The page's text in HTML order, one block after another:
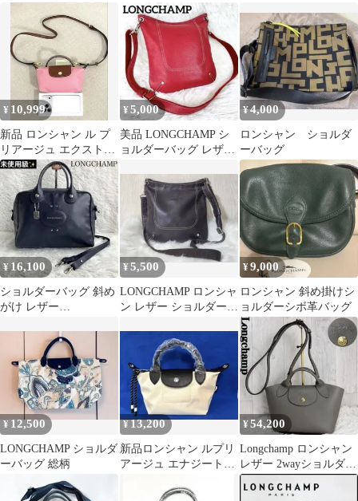
ークグレー2WAY YKK
仕様
¥ 10,999
新品 ロンシャン ル プ
リアージュ エクストラ
XS ギモーヴ ピンク
2WAY
¥5,000
美品 LONGCHAMP シ
ョルダーバッグ レザー
¥4,000
ロンシャン ショルダ
ーバッグ
¥ 16,100
ショルダーバッグ 斜め
がけ レザー
ン 本革 紺色
¥5,500
LONGCHAMP ロンシャ
ン レザー ショルダーバ
¥9,000
ロンシャン 斜め掛けシ
ョルダーシボ革バッグ
¥12,500
LONGCHAMP ショルダ
ーバッグ 総柄
¥13,200
新品ロンシャン ルプリ
アージュ エナジートッ
リー2way
¥54,200
Longchamp ロンシャン
レザー 2wayショルダー
バッグ エピュレXS